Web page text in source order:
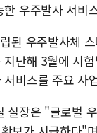
우주발사 서비
된 우주발사체
난해 3월에 시
비스를 주요 사
실장은 "글로벌